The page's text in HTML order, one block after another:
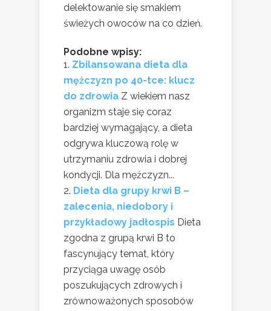
delektowanie się smakiem
świeżych owoców na co dzień.
Podobne wpisy:
Zbilansowana dieta dla
mężczyzn po 40-tce: klucz
do zdrowia Z wiekiem nasz
organizm staje się coraz
bardziej wymagający, a dieta
odgrywa kluczową rolę w
utrzymaniu zdrowia i dobrej
kondycji. Dla mężczyzn...
Dieta dla grupy krwi B –
zalecenia, niedobory i
przykładowy jadłospis Dieta
zgodna z grupą krwi B to
fascynujący temat, który
przyciąga uwagę osób
poszukujących zdrowych i
zrównoważonych sposobów